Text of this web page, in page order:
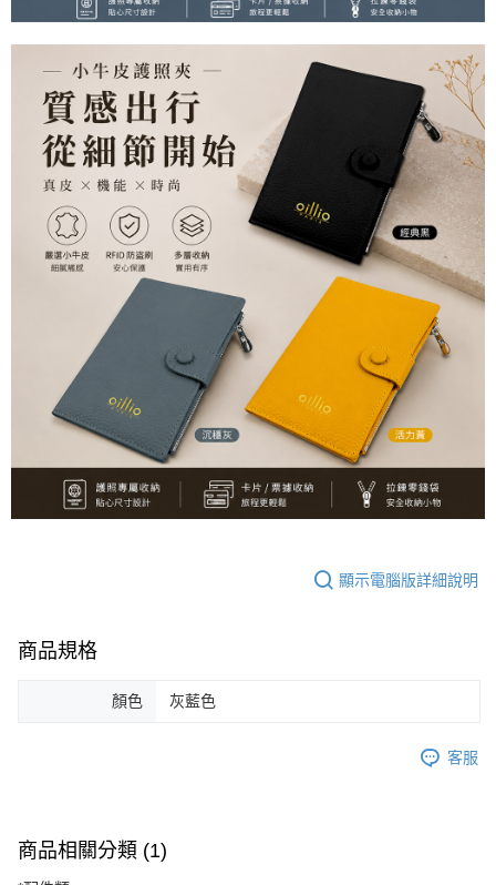
購買商品的店家。未經商家同意取消之訂單仍視為有效，需透過AFTEE先享
是否繳費成功／繳費後需取消欲退款等相關疑問，請聯繫「AFTEE先享後付
客戶支援中心」
https://netprotections.freshdesk.com/support/home
【注意事項】
１．透過由恩沛科技股份有限公司提供之「AFTEE先享後付」服務完成之交
易，需依本服務之必要範圍內提供個人資料，並將交易相關給付款項請求債
權轉讓予恩沛科技股份有限公司。
２．關於個人資料處理事宜，請瀏覽以下網址：
https://aftee.tw/terms/#terms3
３．未成年的使用者請事先徵得法定代理人或監護人之同意方可使用
「AFTEE先享後付」，若未經同意申辦者引起之損失，本公司不負相關責
４．使用「AFTEE先享後付」時，將依據個別帳號之用戶狀況，依本公司即
時審查核予不同之上限額度；若仍有額度不足之情形，本公司將視審查結果
請求用戶進行身份認證。
５．嚴禁一人註冊多個帳號或使用他人資訊註冊。若發現惡意使用之情形，
恩沛科技股份有限公司將有權停止該用戶之使用額度並採取法律行動。
每筆NT$150，滿NT$500(含以上)免運費
每筆NT$150，滿NT$500(含以上)免運費
7-11取貨付款
每筆NT$150，滿NT$500(含以上)免運費
付款後7-11取貨
每筆NT$150，滿NT$500(含以上)免運費
宅配
每筆NT$150，滿NT$500(含以上)免運費
每筆NT$200，滿NT$5,000(含以上)免運費
顯示電腦版詳細說明
商品規格
顏色 灰藍色
客服
商品相關分類 (1)